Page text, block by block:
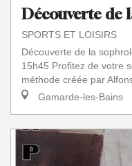
Découverte de
SPORTS ET LOISIRS
Découverte de la
15h45 Profitez de votre
méthode créée par
Gamarde-les-Bains